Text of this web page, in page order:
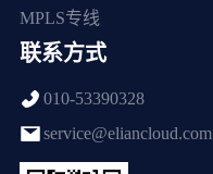
MPLS专线
联系方式
010-53390328
service@eliancloud.com